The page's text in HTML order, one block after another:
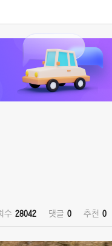
수 28042 댓글 0 추천 0